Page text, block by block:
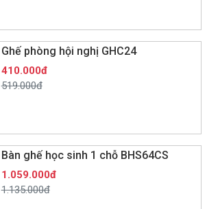
Ghế phòng hội nghị GHC24
410.000đ
519.000đ
Bàn ghế học sinh 1 chỗ BHS64CS
1.059.000đ
1.135.000đ